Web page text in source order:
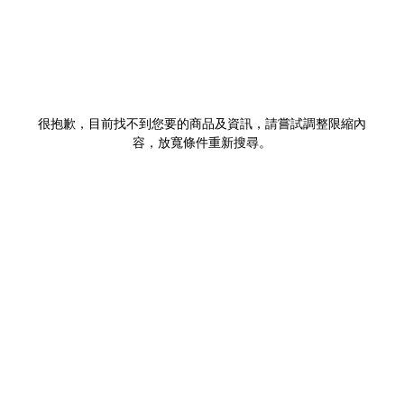
很抱歉，目前找不到您要的商品及資訊，請嘗試調整限縮內
容，放寬條件重新搜尋。